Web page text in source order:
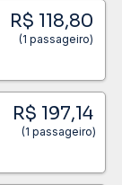
R$ 118,80
(1 passageiro)
R$ 197,14
(1 passageiro)